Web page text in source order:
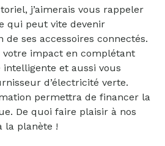
j’aimerais vous rappeler
qui peut vite devenir
de ses accessoires connectés.
impact en complétant
et aussi vous
d’électricité verte.
permettra de financer la
De quoi faire plaisir à nos
la planète !